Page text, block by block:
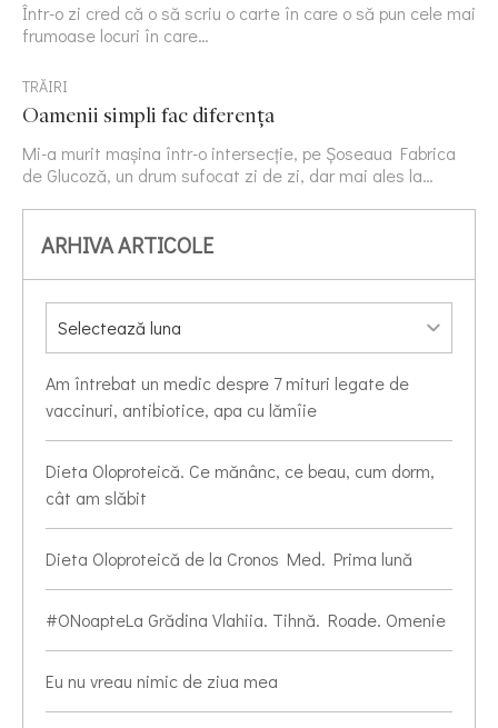
Într-o zi cred că o să scriu o carte în care o să pun cele mai
frumoase locuri în care…
TRĂIRI
Oamenii simpli fac diferența
Mi-a murit mașina într-o intersecție, pe Șoseaua Fabrica
de Glucoză, un drum sufocat zi de zi, dar mai ales la…
ARHIVA ARTICOLE
Am întrebat un medic despre 7 mituri legate de
vaccinuri, antibiotice, apa cu lămîie
Dieta Oloproteică. Ce mănânc, ce beau, cum dorm,
cât am slăbit
Dieta Oloproteică de la Cronos Med. Prima lună
#ONoapteLa Grădina Vlahiia. Tihnă. Roade. Omenie
Eu nu vreau nimic de ziua mea